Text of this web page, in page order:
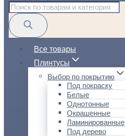
Поиск
товаров
Все товары
Плинтусы
Выбор по покрытию
Под покраску
Белые
Однотонные
Окрашенные
Ламинированные
Под дерево